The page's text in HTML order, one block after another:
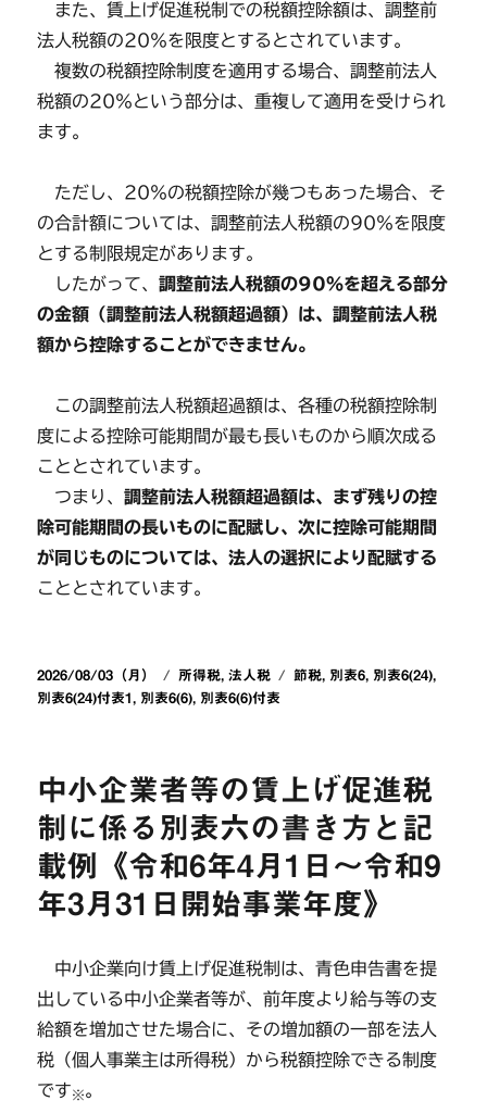
また、賃上げ促進税制での税額控除額は、調整前
法人税額の20％を限度とするとされています。
複数の税額控除制度を適用する場合、調整前法人
税額の20％という部分は、重複して適用を受けられ
ます。
ただし、20％の税額控除が幾つもあった場合、そ
の合計額については、調整前法人税額の90％を限度
とする制限規定があります。
したがって、調整前法人税額の90％を超える部分
の金額（調整前法人税額超過額）は、調整前法人税
額から控除することができません。
この調整前法人税額超過額は、各種の税額控除制
度による控除可能期間が最も長いものから順次成る
こととされています。
つまり、調整前法人税額超過額は、まず残りの控
除可能期間の長いものに配賦し、次に控除可能期間
が同じものについては、法人の選択により配賦する
こととされています。
投
稿
2026/08/03（月）
カ
テ
所得税,法人税
タ
節税, 別表6, 別表6(24),
別表6(24)付表1, 別表6(6), 別表6(6)付表
中小企業者等の賃上げ促進税
制に係る別表六の書き方と記
載例《令和6年4月1日～令和9
年3月31日開始事業年度》
中小企業向け賃上げ促進税制は、青色申告書を提
出している中小企業者等が、前年度より給与等の支
給額を増加させた場合に、その増加額の一部を法人
税（個人事業主は所得税）から税額控除できる制度
です※。